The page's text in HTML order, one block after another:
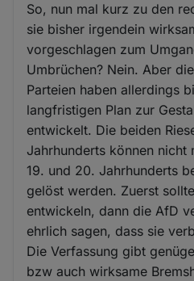
So, nun mal kurz zu den
sie bisher irgendein
vorgeschlagen zum
Umbrüchen? Nein. Aber
Parteien haben allerdings
langfristigen Plan zur
entwickelt. Die beiden
Jahrhunderts können nicht
19. und 20. Jahrhunderts
gelöst werden. Zuerst
entwickeln, dann die AfD
ehrlich sagen, dass sie
Die Verfassung gibt
bzw auch wirksame